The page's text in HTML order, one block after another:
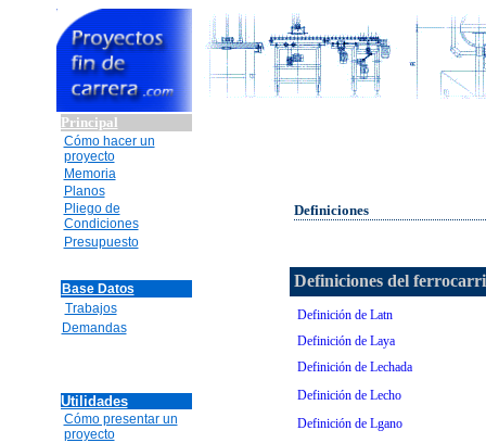
Principal
Cómo hacer un
proyecto
Memoria
Planos
Pliego de
Condiciones
Presupuesto
Base Datos
Trabajos
Demandas
Utilidades
Cómo presentar un
proyecto
Definiciones
Definiciones del
Definición de Latn
Definición de Laya
Definición de Lechada
Definición de Lecho
Definición de Lgano